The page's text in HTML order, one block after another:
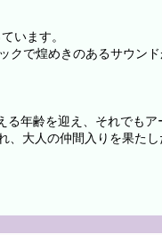
います。
クで煌めきのあるサウン
る年齢を迎え、それでも
、大人の仲間入りを果た